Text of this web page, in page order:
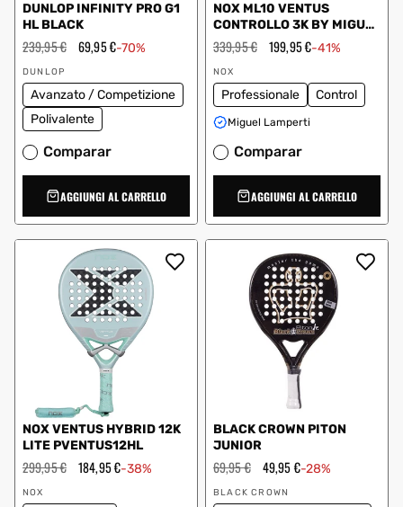
DUNLOP INFINITY PRO G1
HL BLACK
Prezzo
regolare
239,95 € Prezzo
scontato
69,95 €-70%
Fornitore:
DUNLOP
Avanzato / Competizione
Polivalente
Comparar
AGGIUNGI AL CARRELLO
NOX ML10 VENTUS
CONTROLLO 3K BY MIGUEL
LAMPERTI 2026
Prezzo
regolare
339,95 € Prezzo
scontato
199,95 €-41%
Fornitore:
NOX
Professionale Control
Miguel Lamperti
Comparar
AGGIUNGI AL CARRELLO
NOX VENTUS HYBRID 12K
LITE PVENTUS12HL
Prezzo
regolare
299,95 € Prezzo
scontato
184,95 €-38%
Fornitore:
NOX
BLACK CROWN PITON
JUNIOR
Prezzo
regolare
69,95 € Prezzo
scontato
49,95 €-28%
Fornitore:
BLACK CROWN